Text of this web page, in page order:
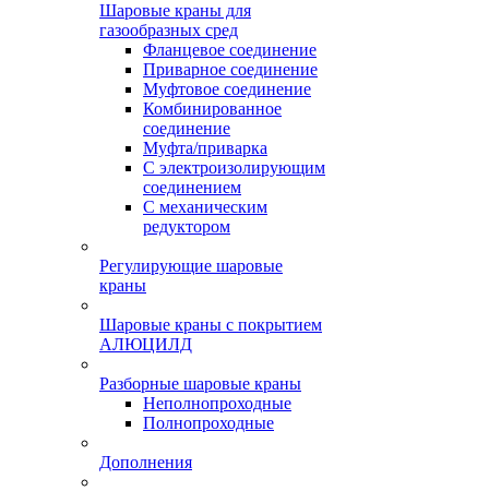
Шаровые краны для
газообразных сред
Фланцевое соединение
Приварное соединение
Муфтовое соединение
Комбинированное
соединение
Муфта/приварка
С электроизолирующим
соединением
С механическим
редуктором
Регулирующие шаровые
краны
Шаровые краны с покрытием
АЛЮЦИЛД
Разборные шаровые краны
Неполнопроходные
Полнопроходные
Дополнения